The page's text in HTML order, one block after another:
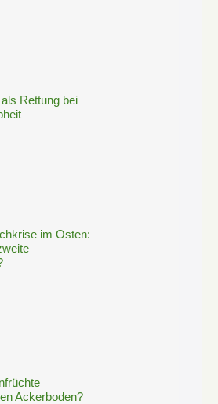
Rettung bei
im Osten:
Ackerboden?